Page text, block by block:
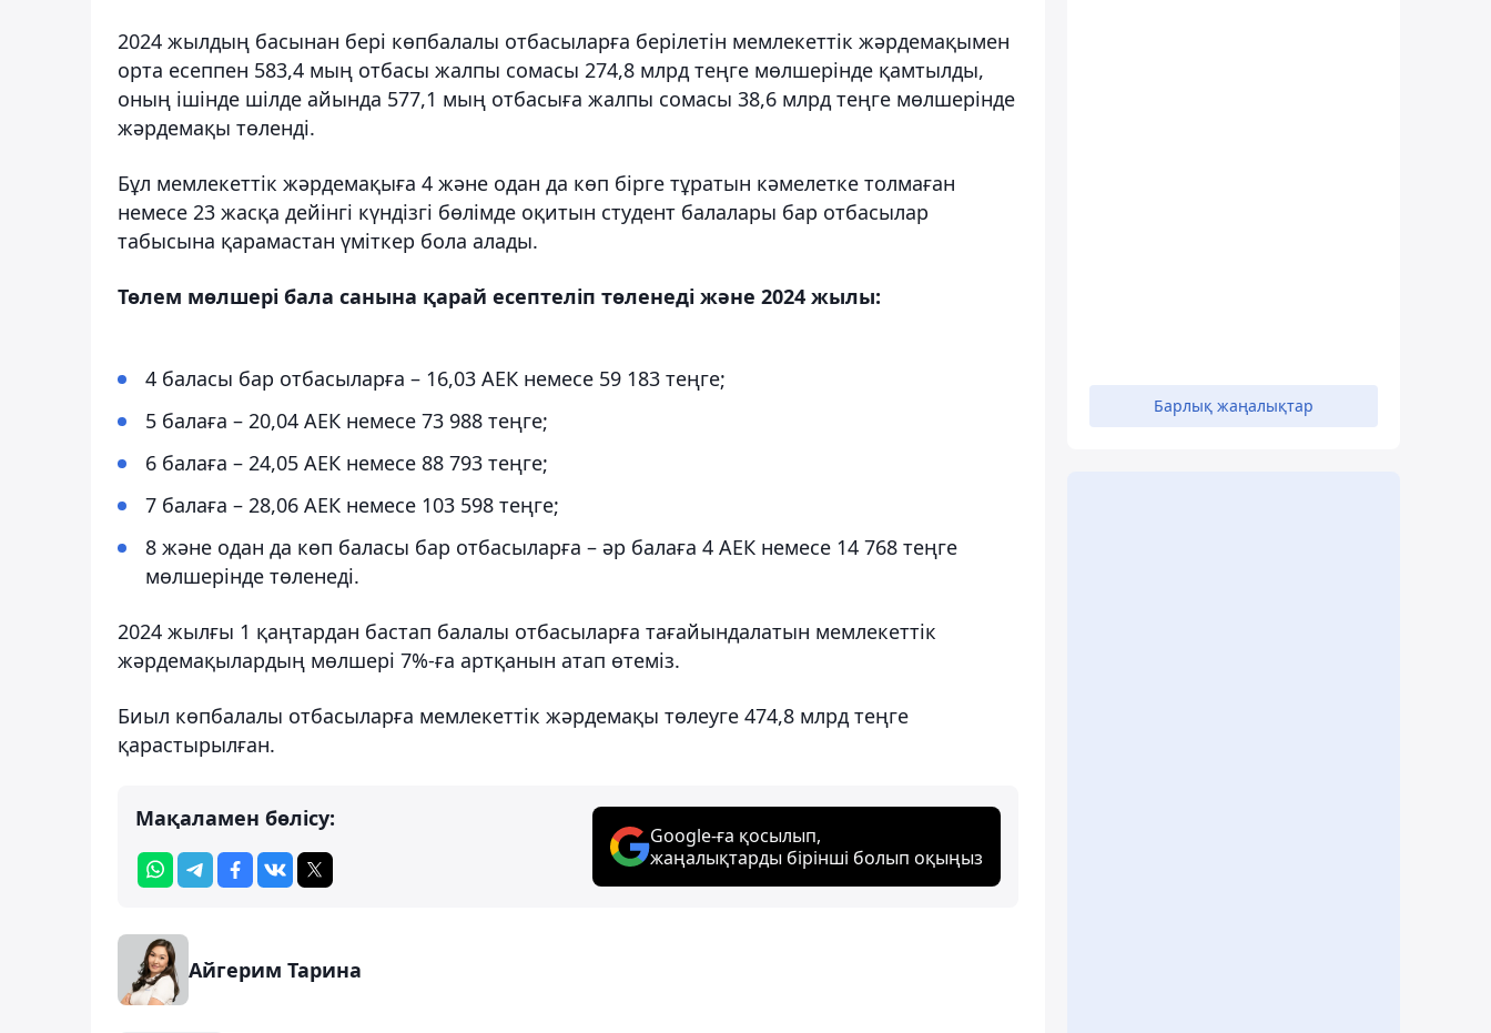
2024 жылдың басынан бері көпбалалы отбасыларға берілетін мемлекеттік жәрдемақымен
орта есеппен 583,4 мың отбасы жалпы сомасы 274,8 млрд теңге мөлшерінде қамтылды,
оның ішінде шілде айында 577,1 мың отбасыға жалпы сомасы 38,6 млрд теңге мөлшерінде
жәрдемақы төленді.
Бұл мемлекеттік жәрдемақыға 4 және одан да көп бірге тұратын кәмелетке толмаған
немесе 23 жасқа дейінгі күндізгі бөлімде оқитын студент балалары бар отбасылар
табысына қарамастан үміткер бола алады.
Төлем мөлшері бала санына қарай есептеліп төленеді және 2024 жылы:
4 баласы бар отбасыларға – 16,03 АЕК немесе 59 183 теңге;
5 балаға – 20,04 АЕК немесе 73 988 теңге;
6 балаға – 24,05 АЕК немесе 88 793 теңге;
7 балаға – 28,06 АЕК немесе 103 598 теңге;
8 және одан да көп баласы бар отбасыларға – әр балаға 4 АЕК немесе 14 768 теңге
мөлшерінде төленеді.
2024 жылғы 1 қаңтардан бастап балалы отбасыларға тағайындалатын мемлекеттік
жәрдемақылардың мөлшері 7%-ға артқанын атап өтеміз.
Биыл көпбалалы отбасыларға мемлекеттік жәрдемақы төлеуге 474,8 млрд теңге
қарастырылған.
Мақаламен бөлісу:
Google-ға қосылып,
жаңалықтарды бірінші болып оқыңыз
Айгерим Тарина
Барлық жаңалықтар